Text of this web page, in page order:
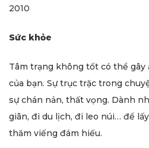
2010
Sức khỏe
Tâm trạng không tốt có thể
của bạn. Sự trục trặc trong
sự chán nản, thất vọng. Dành
giãn, đi du lịch, đi leo núi… để
thăm viếng đám hiếu.